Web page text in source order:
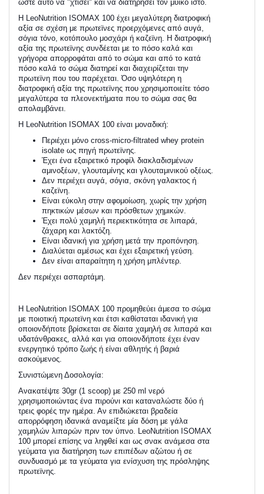
ώστε αυτό να "χτίσει" και να διατηρήσει τον μυικό ιστό.
Η LeoNutrition ISOMAX 100 έχει μεγαλύτερη διατροφική
αξία σε σχέση με πρωτεϊνες προερχόμενες από αυγά,
σόγια τόνο, κοτόπουλο μοσχάρι ή καζεϊνη. Η διατροφική
αξία της πρωτεϊνης συνδέεται με το πόσο καλά και
γρήγορα απορροφάται από το σώμα και από το κατά
πόσο καλά το σώμα διατηρεί και διαχειρίζεται την
πρωτεϊνη που του παρέχεται. Όσο υψηλότερη η
διατροφική αξία της πρωτεϊνης που χρησιμοποιείτε τόσο
μεγαλύτερα τα πλεονεκτήματα που το σώμα σας θα
απολαμβάνει.
Η LeoNutrition ISOMAX 100 είναι μοναδική:
Περιέχει μόνο cross-micro-filtrated whey protein
isolate ως πηγή πρωτεϊνης.
Έχει ένα εξαιρετικό προφίλ διακλαδισμένων
αμινοξέων, γλουταμίνης και γλουταμινικού οξέως.
Δεν περιέχει αυγά, σόγια, σκόνη γαλακτος ή
καζεϊνη.
Είναι εύκολη στην αφομοίωση, χωρίς την χρήση
πηκτικών μέσων και πρόσθετων χημικών.
Έχει πολύ χαμηλή περιεκτικότητα σε λιπαρά,
ζάχαρη και λακτόζη.
Είναι ιδανική για χρήση μετά την προπόνηση.
Διαλύεται αμέσως και έχει εξαιρετική γεύση.
Δεν είναι απαραίτητη η χρήση μπλέντερ.
Δεν περιέχει ασπαρτάμη.
Η LeoNutrition ISOMAX 100 προμηθεύει άμεσα το σώμα
με ποιοτική πρωτεϊνη και έτσι καθίσταται ιδανική για
οποιονδήποτε βρίσκεται σε δίαιτα χαμηλή σε λιπαρά και
υδατάνθρακες, αλλά και για οποιονδήποτε έχει έναν
ενεργητικό τρόπο ζωής ή είναι αθλητής ή βαριά
ασκούμενος.
Συνιστώμενη Δοσολογία:
Ανακατέψτε 30gr (1 scoop) με 250 ml νερό
χρησιμοποιώντας ένα πιρούνι και καταναλώστε δύο ή
τρεις φορές την ημέρα. Αν επιδιώκεται βραδεία
απορρόφηση ιδανικά αναμείξτε μία δόση με γάλα
χαμηλών λιπαρών πριν τον ύπνο. LeoNutrition ISOMAX
100 μπορεί επίσης να ληφθεί και ως σνακ ανάμεσα στα
γεύματα για διατήρηση των επιπέδων αζώτου ή σε
συνδυασμό με τα γεύματα για ενίσχυση της πρόσληψης
πρωτεϊνης.